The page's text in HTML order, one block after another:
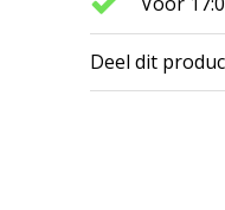
Deel dit